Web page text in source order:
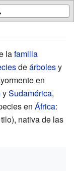
lafamilia
deárbolesy
en
ySudamérica,
en África:
nativa de las